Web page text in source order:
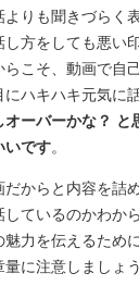
りも聞きづらく
方をしても悪い
こそ、動画で自
ハキハキ元気に
オーバーかな？ と
いです。
だからと内容を詰
ているのかわか
力を伝えるため
に注意しましょう